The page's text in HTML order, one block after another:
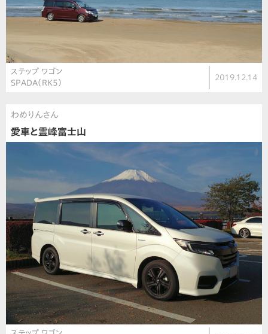
ステップ ワゴン
SPADA（RK5）
2019.12.14
わめりんさん
愛車と霊峰富士山